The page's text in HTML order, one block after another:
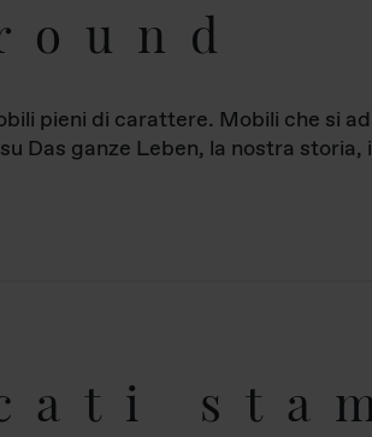
pieni di carattere. Mobili che si
Das ganze Leben, la nostra